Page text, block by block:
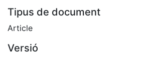
Tipus de document
Article
Versió